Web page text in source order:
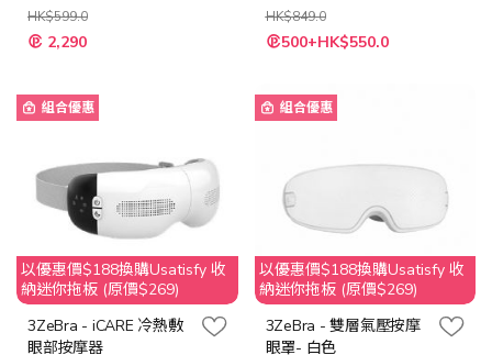
HK$599.0
特
殊 2,290
HK$849.0
特
殊 500+HK$550.0
組合優惠
以優惠價$188換購Usatisfy 收
納迷你拖板 (原價$269)
3ZeBra - iCARE 冷熱敷
眼部按摩器
組合優惠
以優惠價$188換購Usatisfy 收
納迷你拖板 (原價$269)
3ZeBra - 雙層氣壓按摩
眼罩- 白色